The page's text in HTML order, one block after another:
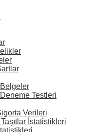
Testleri
Verileri
İstatistikleri